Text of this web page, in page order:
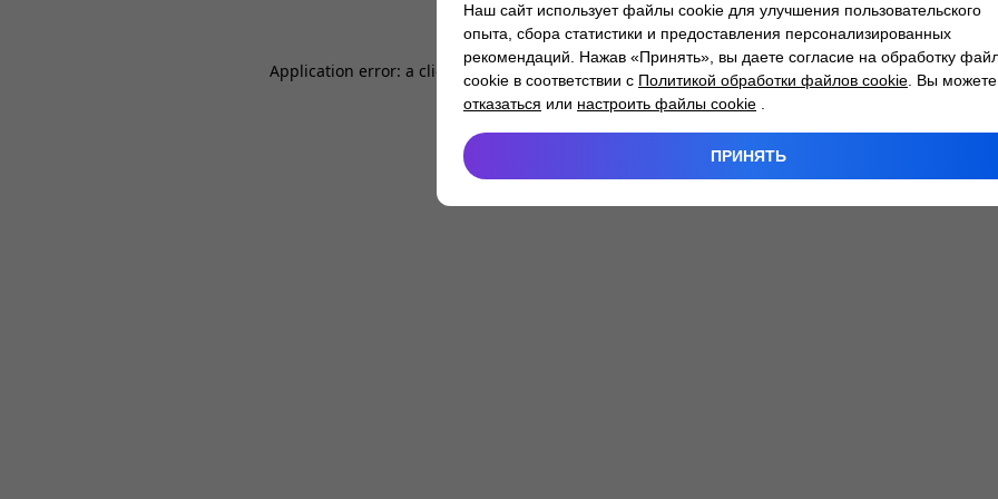
Application error: a client -side exception has occurred while loading atlantm.by (see the
Наш сайт использует файлы cookie для улучшения пользовательского
опыта, сбора статистики и предоставления персонализированных
рекомендаций. Нажав «Принять», вы даете согласие на обработку
cookie в соответствии с Политикой обработки файлов cookie . Вы можете
отказаться или настроить файлы cookie
ПРИНЯТЬ